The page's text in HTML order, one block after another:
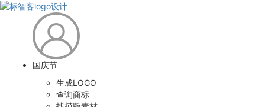
国庆节
生成LOGO
查询商标